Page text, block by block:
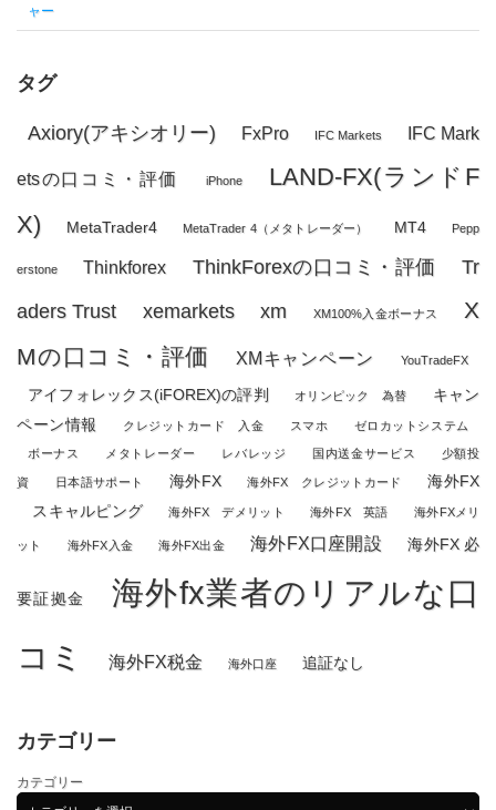
ャー
タグ
Axiory(アキシオリー) FxPro IFC Markets IFC Mark
etsの口コミ・評価 iPhone
LAND-FX(ランドF
X)
MetaTrader4 MetaTrader 4（メタトレーダー） MT4 Pepp
erstone Thinkforex ThinkForexの口コミ・評価
Tr
aders Trust
xemarkets xm XM100%入金ボーナス
X
Mの口コミ・評価
XMキャンペーン YouTradeFX
アイフォレックス(iFOREX)の評判 オリンピック 為替
キャン
ペーン情報
クレジットカード 入金 スマホ ゼロカットシステム
ボーナス メタトレーダー レバレッジ 国内送金サービス 少額投
資 日本語サポート 海外FX 海外FX クレジットカード
海外FX
スキャルピング
海外FX デメリット 海外FX 英語 海外FXメリ
ット 海外FX入金 海外FX出金 海外FX口座開設 海外FX 必
要証拠金
海外fx業者のリアルな口
コミ
海外FX税金 海外口座 追証なし
カテゴリー
カテゴリー